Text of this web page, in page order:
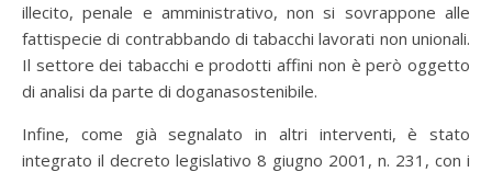
illecito, penale e amministrativo, non si sovrappone alle
fattispecie di contrabbando di tabacchi lavorati non unionali.
Il settore dei tabacchi e prodotti affini non è però oggetto
di analisi da parte di doganasostenibile.
Infine, come già segnalato in altri interventi, è stato
integrato il decreto legislativo 8 giugno 2001, n. 231, con i